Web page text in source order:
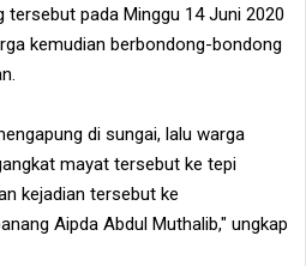
tersebut pada Minggu 14 Juni 2020
kemudian berbondong-bondong
di sungai, lalu warga
mayat tersebut ke tepi
kejadian tersebut ke
Aipda Abdul Muthalib," ungkap